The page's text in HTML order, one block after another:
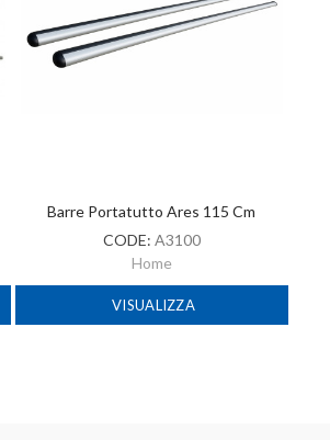
Barre Portatutto Ares 115 Cm
CODE: A3100
Home
VISUALIZZA